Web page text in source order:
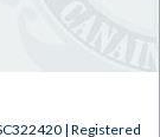
| Registered